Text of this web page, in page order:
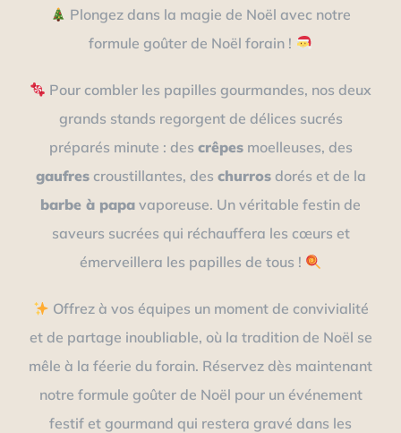
Plongez dans la magie de Noël avec notre
formule goûter de Noël forain !
Pour combler les papilles gourmandes, nos deux
grands stands regorgent de délices sucrés
préparés minute : des crêpesmoelleuses, des
gaufrescroustillantes, des churrosdorés et de la
barbe à papa vaporeuse. Un véritable festin de
saveurs sucrées qui réchauffera les cœurs et
émerveillera les papilles de tous !
Offrez à vos équipes un moment de convivialité
et de partage inoubliable, où la tradition de Noël se
mêle à la féerie du forain. Réservez dès maintenant
notre formule goûter de Noël pour un événement
festif et gourmand qui restera gravé dans les